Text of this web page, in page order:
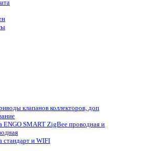
клапанов коллекторов, доп
ENGO SMART ZigBee проводная и
стандарт и WIFI